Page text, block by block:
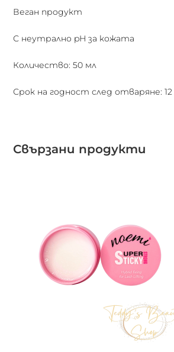
Веган продукт
С неутрално pH за кожата
Количество: 50 мл
Срок на годност след отваряне:
Свързани продукти